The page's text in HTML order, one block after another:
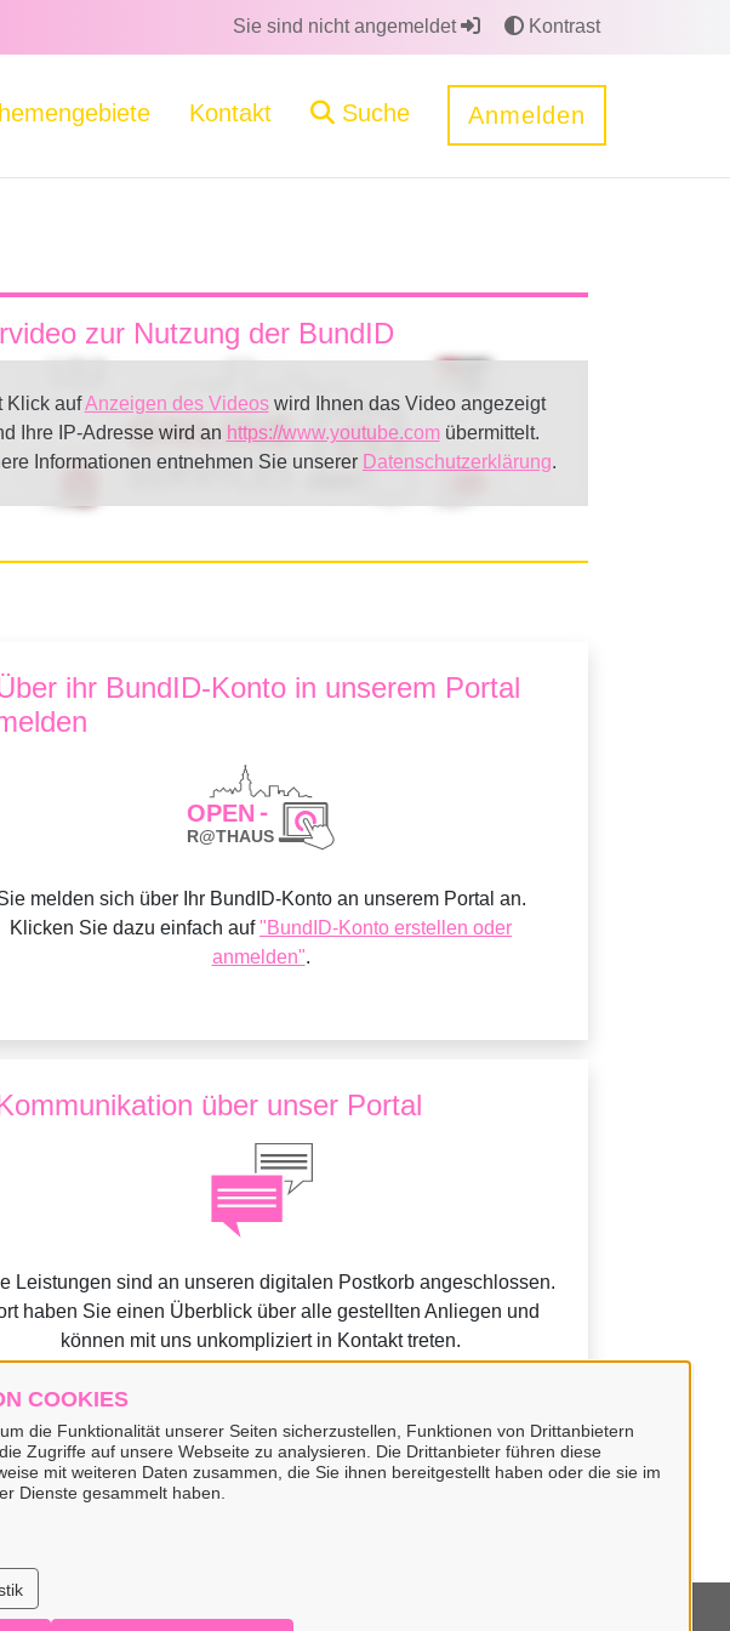
COOKIES
die Funktionalität unserer Seiten sicherzustellen, Funktionen von Drittanbietern
Zugriffe auf unsere Webseite zu analysieren. Die Drittanbieter führen diese
mit weiteren Daten zusammen, die Sie ihnen bereitgestellt haben oder die sie im
Dienste gesammelt haben.
Sie sind nicht angemeldet Kontrast
Kontakt Suche Anmelden
zur Nutzung der BundID
Klick aufAnzeigen des Videoswird Ihnen das Video angezeigt
Ihre IP-Adresse wird an https://www.youtube.comübermittelt.
Informationen entnehmen Sie unserer Datenschutzerklärung.
ihr BundID-Konto in unserem Portal
melden sich über Ihr BundID-Konto an unserem Portal an.
Klicken Sie dazu einfach auf"BundID-Konto erstellen oder
anmelden".
über unser Portal
Leistungen sind an unseren digitalen Postkorb angeschlossen.
haben Sie einen Überblick über alle gestellten Anliegen und
können mit uns unkompliziert in Kontakt treten.
derFAQ-Seite des Bundes.